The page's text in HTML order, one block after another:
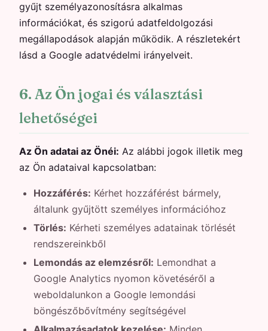
gyűjt személyazonosításra alkalmas
információkat, és szigorú adatfeldolgozási
megállapodások alapján működik. A részletekért
lásd a Google adatvédelmi irányelveit.
6. Az Ön jogai és választási
lehetőségei
Az Ön adatai az Önéi: Az alábbi jogok illetik meg
az Ön adataival kapcsolatban:
Hozzáférés: Kérhet hozzáférést bármely,
általunk gyűjtött személyes információhoz
Törlés: Kérheti személyes adatainak törlését
rendszereinkből
Lemondás az elemzésről: Lemondhat a
Google Analytics nyomon követéséről a
weboldalunkon a Google lemondási
böngészőbővítmény segítségével